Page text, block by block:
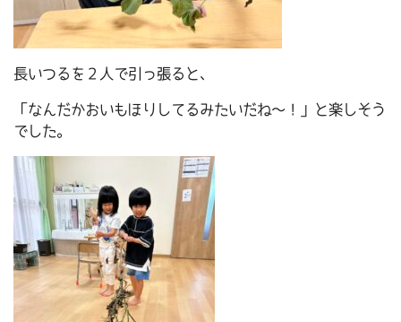
長いつるを２人で引っ張ると、
「なんだかおいもほりしてるみたいだね～！」と楽しそう
でした。